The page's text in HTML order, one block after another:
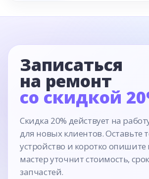
Записаться
на ремонт
со скидкой
Скидка 20% действует на
для новых клиентов. Оставьте
устройство и коротко
мастер уточнит стоимость,
запчастей.